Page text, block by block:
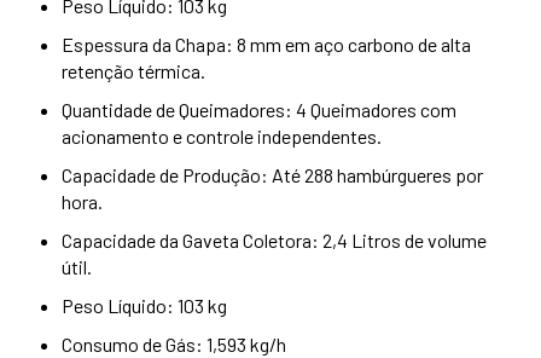
Peso Líquido: 103 kg
Espessura da Chapa: 8 mm em aço carbono de alta
retenção térmica.
Quantidade de Queimadores: 4 Queimadores com
acionamento e controle independentes.
Capacidade de Produção: Até 288 hambúrgueres por
hora.
Capacidade da Gaveta Coletora: 2,4 Litros de volume
útil.
Peso Líquido: 103 kg
Consumo de Gás: 1,593 kg/h